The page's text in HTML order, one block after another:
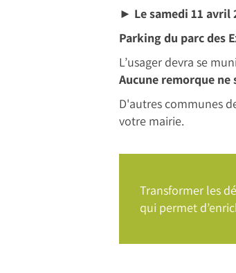
► Le samedi 11 avril
Parking du parc des
L’usager devra se
Aucune remorque ne
D'autres communes
votre mairie.
Transformer les
qui permet